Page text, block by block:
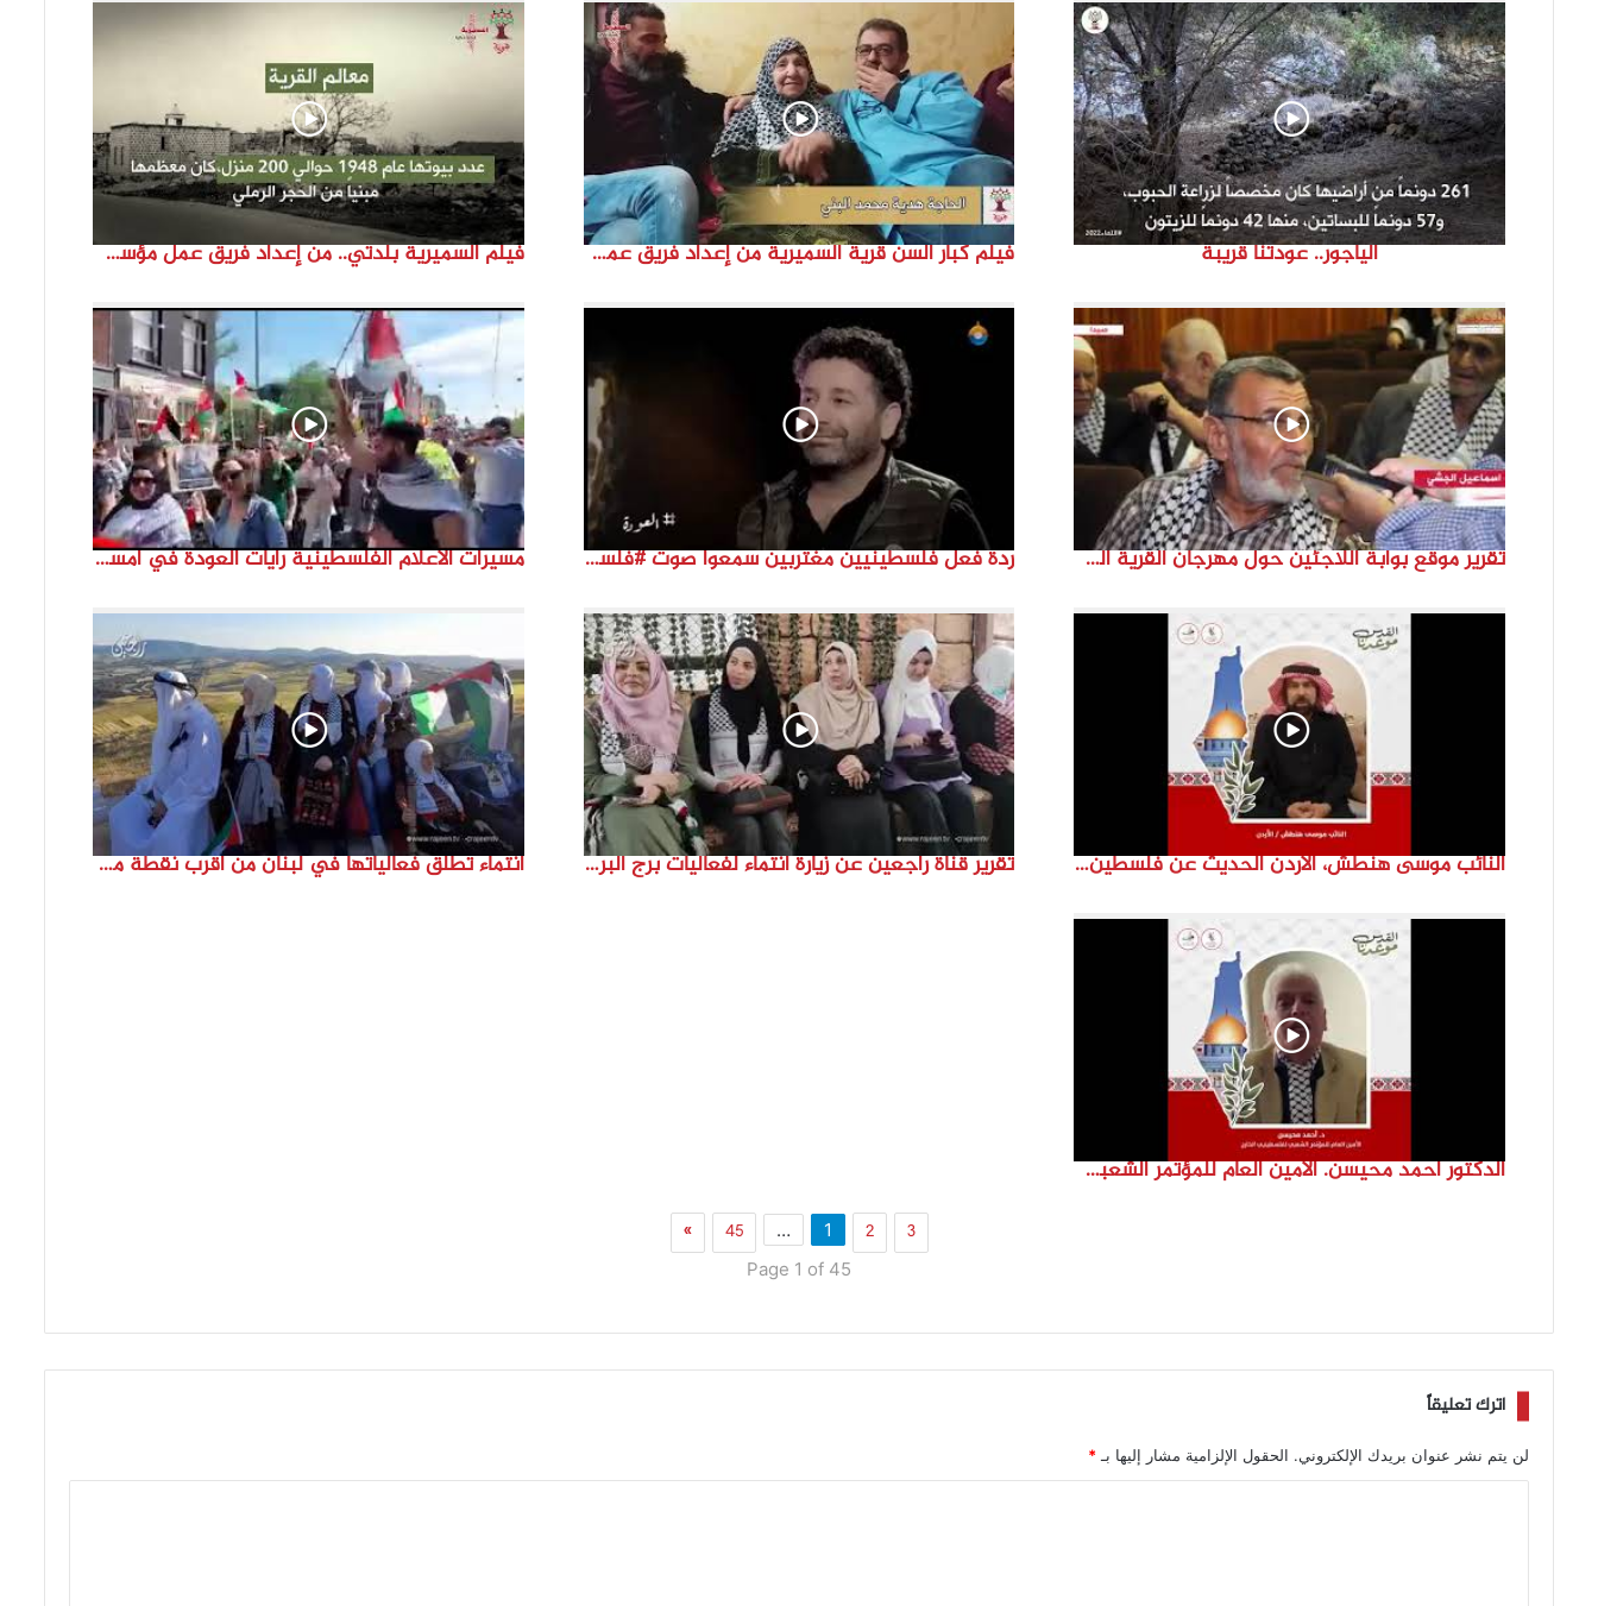
d
e
o
الياجور.. عودتنا قريبة فيلم كبار السن قرية السميرية من إعداد فريق عمل مؤسسة هوية فيلم السميرية بلدتي.. من إعداد فريق عمل مؤسسة هوية
تقرير موقع بوابة اللاجئين حول مهرجان القرية الفلسطينية ( السميرية بلدتي) ردة فعل فلسطينيين مغتربين سمعوا صوت #فلسطين لأول مرة #نتماء2022 #القدس_موعدنا #النكبة74 مسيرات الاعلام الفلسطينية رايات العودة في امستردام #النكبة74 #انتماء2022 #القدس_موعدنا
النائب موسى هنطش، الأردن الحديث عن فلسطين والاقصى هو عنصر تحدي من تحديات الأُمة في تاريخها الطويل. #انتماء2022 تقرير قناة راجعين عن زيارة انتماء لفعاليات برج البراجنة اعداد جنى شحرور انتماء تطلق فعالياتها في لبنان من أقرب نقطة مع فلسطين المحتلة في ذكرى النكبة_74تقرير: جنى شحرور
الدكتور احمد محيسن. الامين العام للمؤتمر الشعبي لفلسطينيي الخارج
1 2 3
…
45
»
Page 1 of 45
اترك تعليقاً
لن يتم نشر عنوان بريدك الإلكتروني. الحقول الإلزامية مشار إليها بـ *